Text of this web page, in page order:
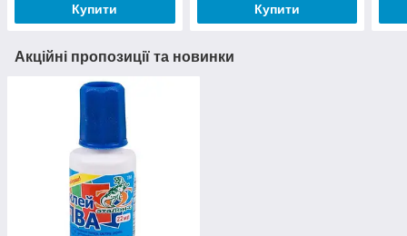
Купити Купити
Акційні пропозиції та новинки